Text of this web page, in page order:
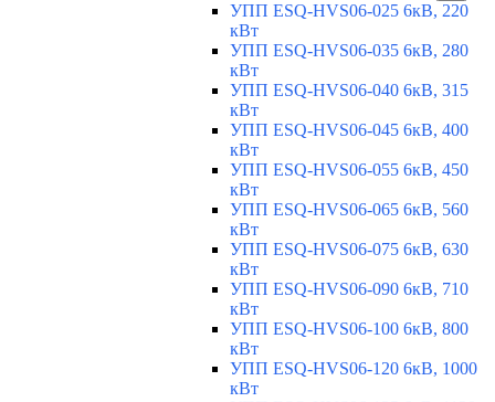
УПП ESQ-HVS06-025 6кВ, 220
кВт
УПП ESQ-HVS06-035 6кВ, 280
кВт
УПП ESQ-HVS06-040 6кВ, 315
кВт
УПП ESQ-HVS06-045 6кВ, 400
кВт
УПП ESQ-HVS06-055 6кВ, 450
кВт
УПП ESQ-HVS06-065 6кВ, 560
кВт
УПП ESQ-HVS06-075 6кВ, 630
кВт
УПП ESQ-HVS06-090 6кВ, 710
кВт
УПП ESQ-HVS06-100 6кВ, 800
кВт
УПП ESQ-HVS06-120 6кВ, 1000
кВт